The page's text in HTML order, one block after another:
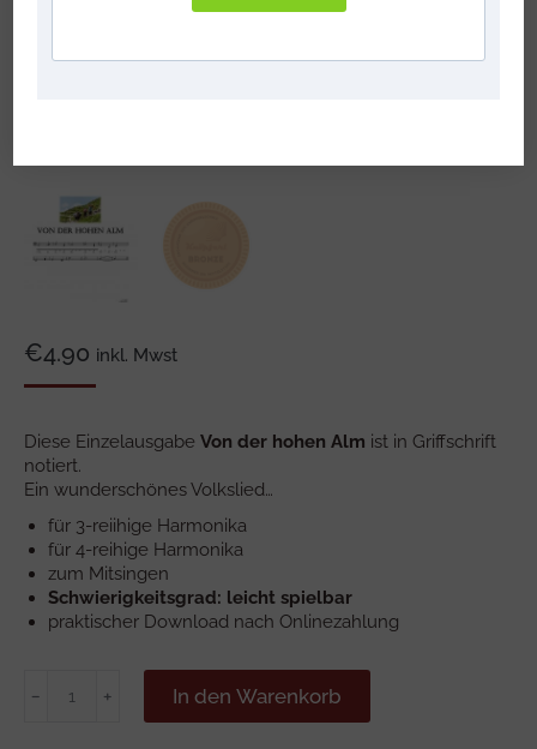
€4.90 inkl. Mwst
Diese Einzelausgabe Von der hohen Alm ist in Griffschrift
notiert.
Ein wunderschönes Volkslied…
für 3-reiihige Harmonika
für 4-reihige Harmonika
zum Mitsingen
Schwierigkeitsgrad: leicht spielbar
praktischer Download nach Onlinezahlung
DER
﹣ ﹢ In den Warenkorb